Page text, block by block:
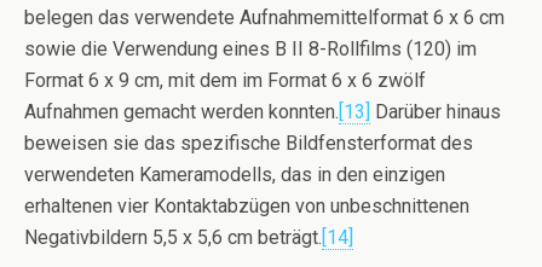
belegen das verwendete Aufnahmemittelformat 6 x 6 cm
sowie die Verwendung eines B II 8-Rollfilms (120) im
Format 6 x 9 cm, mit dem im Format 6 x 6 zwölf
Aufnahmen gemacht werden konnten. [13]
Darüber hinaus
beweisen sie das spezifische Bildfensterformat des
verwendeten Kameramodells, das in den einzigen
erhaltenen vier Kontaktabzügen von unbeschnittenen
Negativbildern 5,5 x 5,6 cm beträgt. [14]